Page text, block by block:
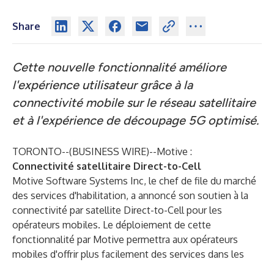
Share
Cette nouvelle fonctionnalité améliore
l'expérience utilisateur grâce à la
connectivité mobile sur le réseau satellitaire
et à l'expérience de découpage 5G optimisé.
TORONTO--(BUSINESS WIRE)--Motive :
Connectivité satellitaire Direct-to-Cell
Motive Software Systems Inc, le chef de file du marché
des services d'habilitation, a annoncé son soutien à la
connectivité par satellite Direct-to-Cell pour les
opérateurs mobiles. Le déploiement de cette
fonctionnalité par Motive permettra aux opérateurs
mobiles d'offrir plus facilement des services dans les